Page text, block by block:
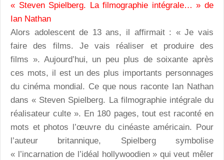
« Steven Spielberg. La filmographie intégrale… » de
Ian Nathan
Alors adolescent de 13 ans, il affirmait : « Je vais
faire des films. Je vais réaliser et produire des
films ». Aujourd’hui, un peu plus de soixante après
ces mots, il est un des plus importants personnages
du cinéma mondial. Ce que nous raconte Ian Nathan
dans « Steven Spielberg. La filmographie intégrale du
réalisateur culte ». En 180 pages, tout est raconté en
mots et photos l’œuvre du cinéaste américain. Pour
l’auteur britannique, Spielberg symbolise
« l’incarnation de l’idéal hollywoodien » qui veut mêler